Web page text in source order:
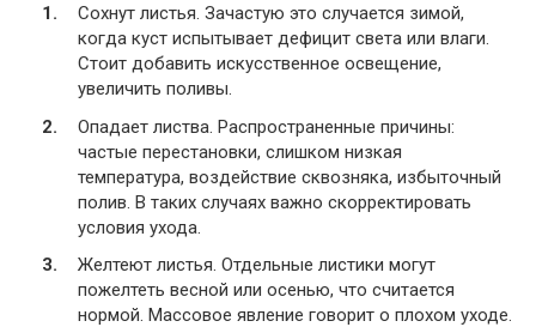
Сохнут листья. Зачастую это случается зимой,
когда куст испытывает дефицит света или влаги.
Стоит добавить искусственное освещение,
увеличить поливы.
Опадает листва. Распространенные причины:
частые перестановки, слишком низкая
температура, воздействие сквозняка, избыточный
полив. В таких случаях важно скорректировать
условия ухода.
Желтеют листья. Отдельные листики могут
пожелтеть весной или осенью, что считается
нормой. Массовое явление говорит о плохом уходе.